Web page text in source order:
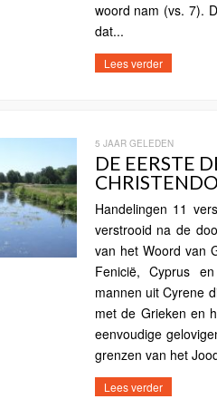
woord nam (vs. 7).
dat...
Lees verder
5 JAAR GELEDEN
DE EERSTE
Handelingen 11
verstrooid na de
van het Woord van
Fenicië, Cyprus
mannen uit Cyrene
met de Grieken en
eenvoudige
grenzen van het
Lees verder